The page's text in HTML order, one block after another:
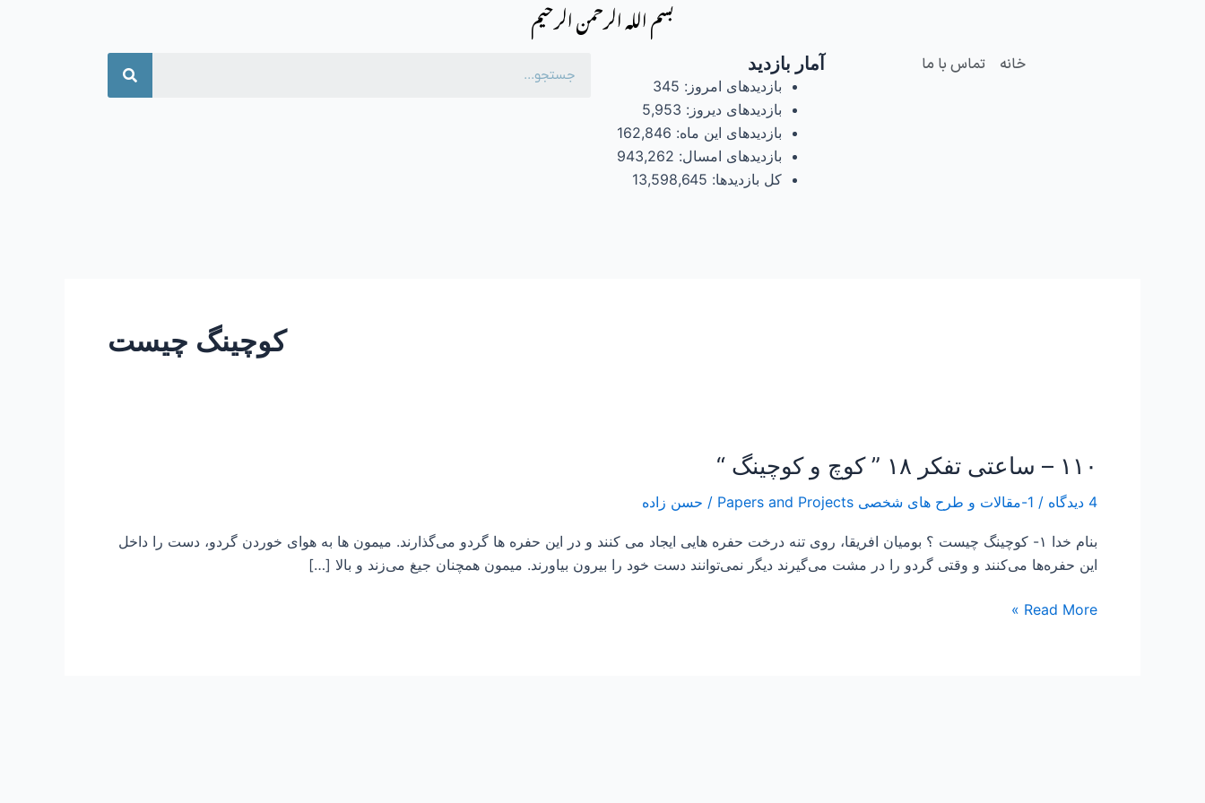
بسم الله الرحمن الرحیم
خانه تماس با ما آمار بازدید
بازدیدهای امروز: 345
بازدیدهای دیروز: 5,953
بازدیدهای این ماه: 162,846
بازدیدهای امسال: 943,262
کل بازدیدها: 13,598,645
جستجو
کوچینگ چیست
۱۱۰ – ساعتی تفکر ۱۸ ” کوچ و کوچینگ “
4 دیدگاه / 1-مقالات و طرح های شخصی Papers and Projects / حسن زاده
بنام خدا ۱- کوچینگ چیست ؟ بومیان ﺍﻓﺮﯾﻘﺎ، ﺭﻭﯼ ﺗﻨﻪ ﺩﺭﺧﺖ ﺣﻔﺮﻩ ﻫﺎﯾﯽ ﺍﯾﺠﺎﺩ ﻣﯽ ﮐﻨﻨﺪ ﻭ ﺩﺭ ﺍﯾﻦ ﺣﻔﺮﻩ ﻫﺎ ﮔﺮﺩﻭ ﻣﯽ‌ﮔﺬﺍﺭﻧﺪ. ﻣﯿﻤﻮﻥ ﻫﺎ ﺑﻪ ﻫﻮﺍﯼ ﺧﻮﺭﺩﻥ ﮔﺮﺩﻭ، ﺩﺳﺖ ﺭﺍ ﺩﺍﺧﻞ
ﺍﯾﻦ ﺣﻔﺮﻩ‌ﻫﺎ ﻣﯽ‌ﮐﻨﻨﺪ ﻭ ﻭﻗﺘﯽ ﮔﺮﺩﻭ ﺭﺍ ﺩﺭ ﻣﺸﺖ ﻣﯽ‌ﮔﯿﺮﻧﺪ ﺩﯾﮕر نمی‌توﺍﻧﻨﺪ ﺩﺳﺖ ﺧﻮﺩ ﺭﺍ ﺑﯿﺮﻭﻥ ﺑﯿﺎﻭﺭﻧﺪ. ﻣﯿﻤﻮﻥ ﻫﻤﭽﻨﺎﻥ ﺟﯿﻎ ﻣﯽ‍ﺯﻧﺪ ﻭ ﺑﺎﻻ […]
۱۱۰
ساعتی
تفکر
۱۸
Read More »